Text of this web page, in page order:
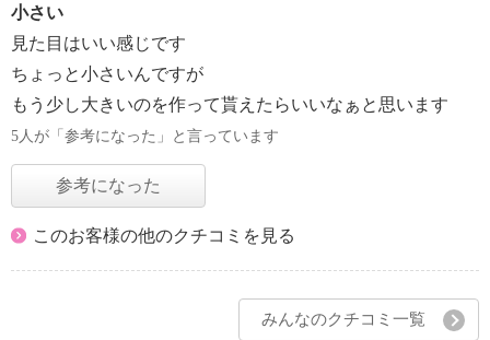
小さい
見た目はいい感じです
ちょっと小さいんですが
もう少し大きいのを作って貰えたらいいなぁと思います
5人が「参考になった」と言っています
参考になった
このお客様の他のクチコミを見る
みんなのクチコミ一覧